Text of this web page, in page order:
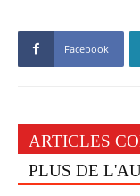
Facebook
ARTICLES
PLUS DE